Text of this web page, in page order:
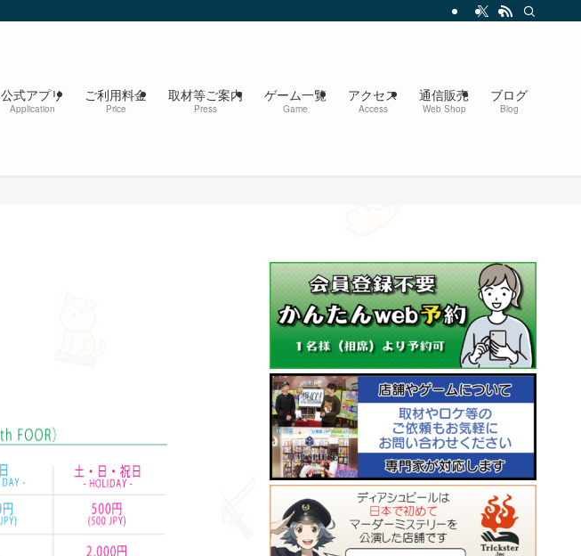
公式アプリ
Application
ご利用料金
Price
取材等ご案内
Press
ゲーム一覧
Game
アクセス
Access
通信販売
Web Shop
ブログ
Blog